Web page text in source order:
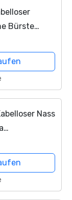
Bürste
13000 Pa
Nass
mit